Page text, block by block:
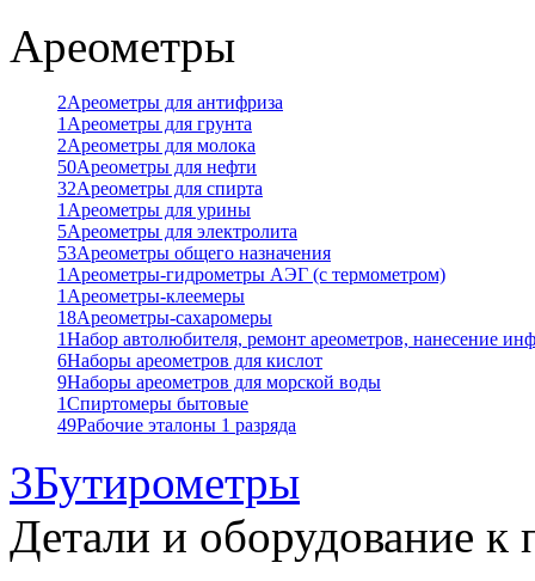
Ареометры
2Ареометры для антифриза
1 Ареометры для грунта
2Ареометры для молока
50Ареометры для нефти
32Ареометры для спирта
1 Ареометры для урины
5Ареометры для электролита
53Ареометры общего назначения
1 Ареометры-гидрометры АЭГ (с термометром)
1 Ареометры-клеемеры
18Ареометры-сахаромеры
1Набор автолюбителя, ремонт ареометров, нанесение
6Наборы ареометров для кислот
9Наборы ареометров для морской воды
1Спиртомеры бытовые
49Рабочие эталоны 1 разряда
3Бутирометры
Детали и оборудование к